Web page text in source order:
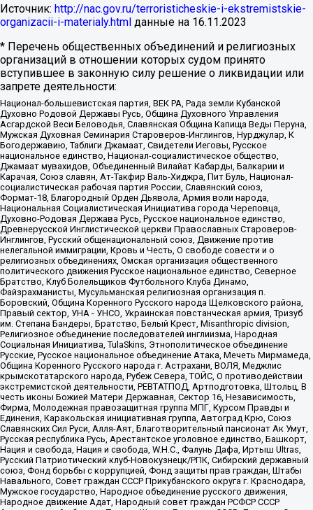
Источник: http://nac.gov.ru/terroristicheskie-i-ekstremistskie-
organizacii-i-materialy.html данные на 16.11.2023
* Перечень общественных объединений и религиозных
организаций в отношении которых судом принято
вступившее в законную силу решение о ликвидации или
запрете деятельности:
Национал-большевистская партия, ВЕК РА, Рада земли Кубанской
Духовно Родовой Державы Русь, Община Духовного Управления
Асгардской Веси Беловодья, Славянская Община Капища Веды Перуна,
Мужская Духовная Семинария Староверов-Инглингов, Нурджулар, К
Богодержавию, Таблиги Джамаат, Свидетели Иеговы, Русское
национальное единство, Национал-социалистическое общество,
Джамаат мувахидов, Объединенный Вилайат Кабарды, Балкарии и
Карачая, Союз славян, Ат-Такфир Валь-Хиджра, Пит Буль, Национал-
социалистическая рабочая партия России, Славянский союз,
Формат-18, Благородный Орден Дьявола, Армия воли народа,
Национальная Социалистическая Инициатива города Череповца,
Духовно-Родовая Держава Русь, Русское национальное единство,
Древнерусской Инглистической церкви Православных Староверов-
Инглингов, Русский общенациональный союз, Движение против
нелегальной иммиграции, Кровь и Честь, О свободе совести и о
религиозных объединениях, Омская организация общественного
политического движения Русское национальное единство, Северное
Братство, Клуб Болельщиков Футбольного Клуба Динамо,
Файзрахманисты, Мусульманская религиозная организация п.
Боровский, Община Коренного Русского народа Щелковского района,
Правый сектор, УНА - УНСО, Украинская повстанческая армия, Тризуб
им. Степана Бандеры, Братство, Белый Крест, Misanthropic division,
Религиозное объединение последователей инглиизма, Народная
Социальная Инициатива, TulaSkins, Этнополитическое объединение
Русские, Русское национальное объединение Атака, Мечеть Мирмамеда,
Община Коренного Русского народа г. Астрахани, ВОЛЯ, Меджлис
крымскотатарского народа, Рубеж Севера, ТОЙС, О противодействии
экстремистской деятельности, РЕВТАТПОД, Артподготовка, Штольц, В
честь иконы Божией Матери Державная, Сектор 16, Независимость,
Фирма, Молодежная правозащитная группа МПГ, Курсом Правды и
Единения, Каракольская инициативная группа, Автоград Крю, Союз
Славянских Сил Руси, Алля-Аят, Благотворительный пансионат Ак Умут,
Русская республика Русь, Арестантское уголовное единство, Башкорт,
Нация и свобода, Нация и свобода, W.H.С., Фалунь Дафа, Иртыш Ultras,
Русский Патриотический клуб-Новокузнецк/РПК, Сибирский державный
союз, Фонд борьбы с коррупцией, Фонд защиты прав граждан, Штабы
Навального, Совет граждан СССР Прикубанского округа г. Краснодара,
Мужское государство, Народное объединение русского движения,
Народное движение Адат, Народный совет граждан РСФСР СССР